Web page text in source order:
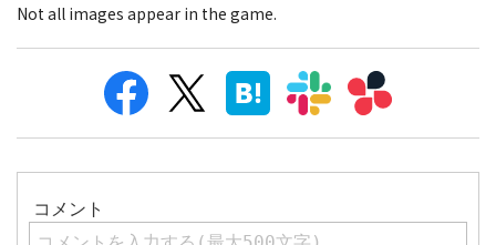
Not all images appear in the game.